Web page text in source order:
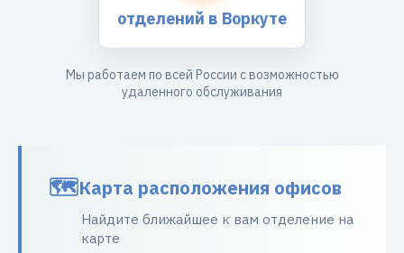
отделений в Воркуте
Мы работаем по всей России с возможностью
удаленного обслуживания
Карта расположения офисов
Найдите ближайшее к вам отделение на
карте